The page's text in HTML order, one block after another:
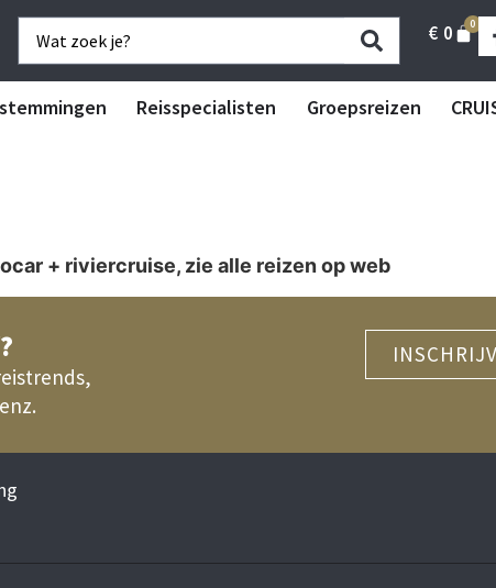
€ 0 0
Reisspecialisten Groepsreizen
+ riviercruise, zie alle reizen op web